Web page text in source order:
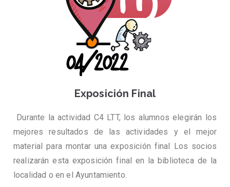
Exposición Final
Durante la actividad C4 LTT, los alumnos elegirán los
mejores resultados de las actividades y el mejor
material para montar una exposición final Los socios
realizarán esta exposición final en la biblioteca de la
localidad o en el Ayuntamiento.